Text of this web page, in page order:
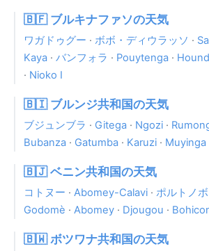
🇧🇫 ブルキナファソの天気
ワガドゥグー · ボボ・ディウラッソ ·
Kaya · バンフォラ · Pouytenga ·
· Nioko I
🇧🇮 ブルンジ共和国の天気
ブジュンブラ · Gitega · Ngozi ·
Bubanza · Gatumba · Karuzi · Muyinga
🇧🇯 ベニン共和国の天気
コトヌー · Abomey-Calavi · ポルトノボ
Godomè · Abomey · Djougou ·
🇧🇼 ボツワナ共和国の天気